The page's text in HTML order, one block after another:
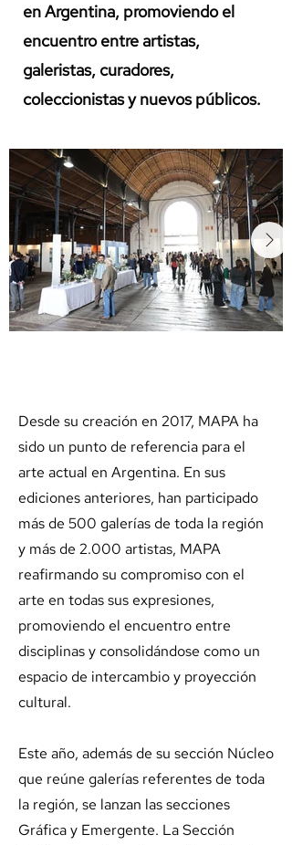
en Argentina, promoviendo el
encuentro entre artistas,
galeristas, curadores,
coleccionistas y nuevos públicos.
Desde su creación en 2017, MAPA ha
sido un punto de referencia para el
arte actual en Argentina. En sus
ediciones anteriores, han participado
más de 500 galerías de toda la región
y más de 2.000 artistas, MAPA
reafirmando su compromiso con el
arte en todas sus expresiones,
promoviendo el encuentro entre
disciplinas y consolidándose como un
espacio de intercambio y proyección
cultural.
Este año, además de su sección Núcleo
que reúne galerías referentes de toda
la región, se lanzan las secciones
Gráfica y Emergente. La Sección